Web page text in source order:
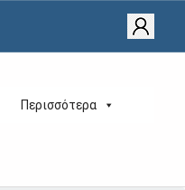
Περισσότερα